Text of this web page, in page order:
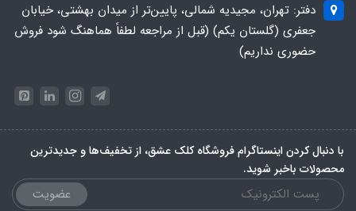
دفتر: تهران، مجیدیه شمالی، پایین‌تر از میدان بهشتی، خیابان
جعفری (گلستان یکم) (قبل از مراجعه لطفاً هماهنگ شود فروش
حضوری نداریم)
با دنبال کردن اینستاگرام فروشگاه کلک عشق، از تخفیف‌ها و جدیدترین‌
محصولات باخبر شوید.
عضویت